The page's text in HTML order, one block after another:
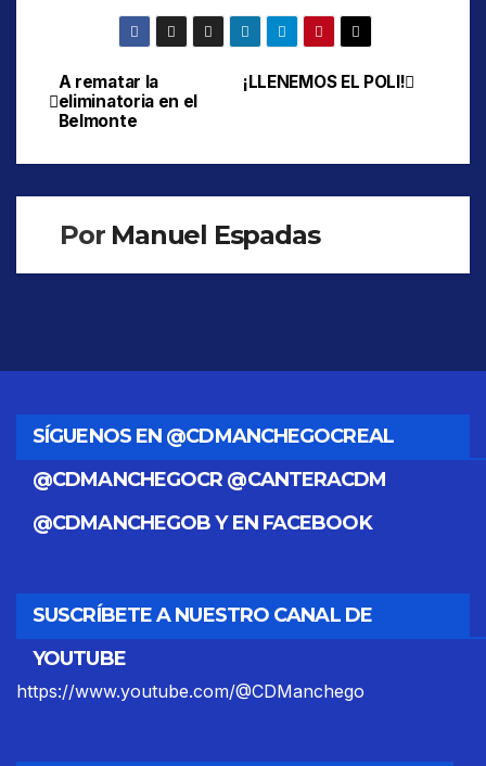
Navegación
de
¡LLENEMOS EL POLI!
A rematar la
eliminatoria en el
Belmonte
Por Manuel Espadas
SÍGUENOS EN @CDMANCHEGOCREAL
@CDMANCHEGOCR @CANTERACDM
@CDMANCHEGOB Y EN FACEBOOK
SUSCRÍBETE A NUESTRO CANAL DE
YOUTUBE
https://www.youtube.com/@CDManchego